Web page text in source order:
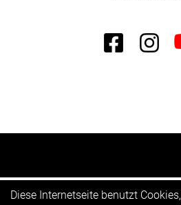
Diese Internetseite benutzt